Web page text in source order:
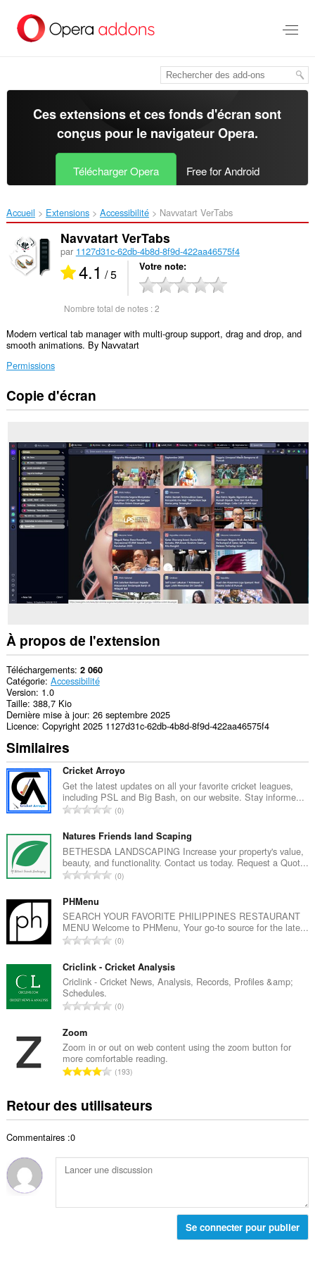
contenu
Ces extensions et ces fonds d'écran sont
conçus pour le navigateur Opera.
Télécharger Opera Free for Android
Accueil Extensions Accessibilité Navvatart VerTabs‎
Navvatart VerTabs
par 1127d31c-62db-4b8d-8f9d-422aa46575f4
4.1 / 5 Votre note
Nombre total de notes :2
Modern vertical tab manager with multi-group support, drag and drop, and
smooth animations. By Navvatart
Permissions
Cette
extension
à
vos
données
tous
sites.
Cette
un
panneau
dans
latérale.
Cette
extension
peut
accéder
à
vos
onglets
et
vos
activités
de
navigation.
Copie d'écran
À propos de l'extension
Téléchargements 2 060
Catégorie Accessibilité
Version 1.0
Taille 388,7 Kio
Dernière mise à jour 26 septembre 2025
Licence Copyright 2025 1127d31c-62db-4b8d-8f9d-422aa46575f4
Similaires
Cricket Arroyo
Get the latest updates on all your favorite cricket leagues,
including PSL and Big Bash, on our website. Stay informe...
N
m
b
r
e
t
a
d
e
o
s
:
0
Natures Friends land Scaping
BETHESDA LANDSCAPING Increase your property's value,
beauty, and functionality. Contact us today. Request a Quot...
N
b
r
e
o
t
a
e
n
o
e
s
0
PHMenu
SEARCH YOUR FAVORITE PHILIPPINES RESTAURANT
MENU Welcome to PHMenu, Your go-to source for the late...
N
m
b
e
t
a
e
n
e
s
0
Criclink - Cricket Analysis
Criclink - Cricket News, Analysis, Records, Profiles &amp;
Schedules.
N
b
r
e
o
t
d
e
0
Zoom
Zoom in or out on web content using the zoom button for
more comfortable reading.
N
b
t
o
l
193
Retour des utilisateurs
Commentaires :0
Se connecter pour publier